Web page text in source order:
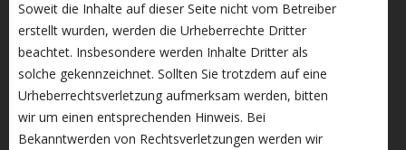
Soweit die Inhalte auf dieser Seite nicht vom Betreiber
erstellt wurden, werden die Urheberrechte Dritter
beachtet. Insbesondere werden Inhalte Dritter als
solche gekennzeichnet. Sollten Sie trotzdem auf eine
Urheberrechtsverletzung aufmerksam werden, bitten
wir um einen entsprechenden Hinweis. Bei
Bekanntwerden von Rechtsverletzungen werden wir